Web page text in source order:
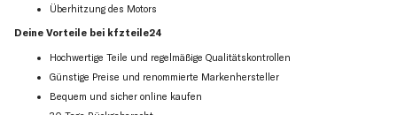
Überhitzung des Motors
Deine Vorteile bei kfzteile24
Hochwertige Teile und regelmäßige Qualitätskontrollen
Günstige Preise und renommierte Markenhersteller
Bequem und sicher online kaufen